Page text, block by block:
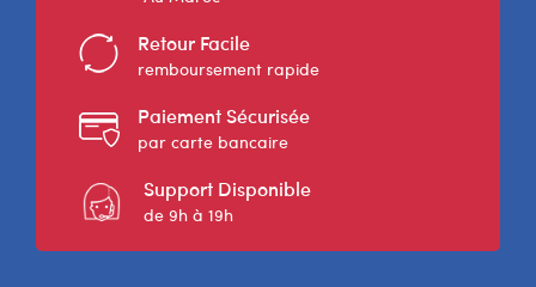
Retour Facile
remboursement rapide
Paiement Sécurisée
par carte bancaire
Support Disponible
de 9h à 19h